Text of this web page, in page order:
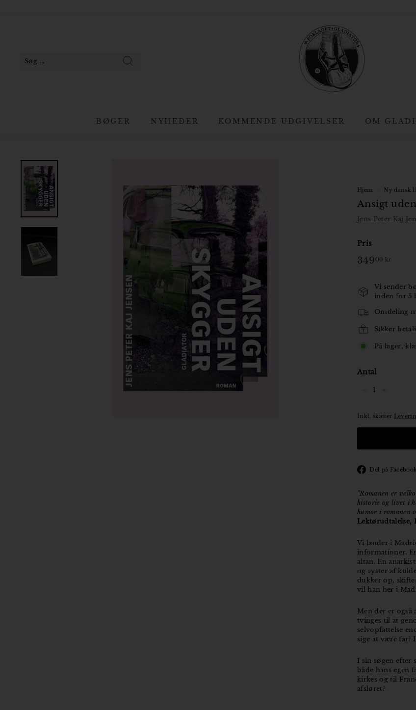
F
o
r
l
a
g
t
BØGER NYHEDER KOMMENDE UDGIVELSER OM
Hjem Ny dansk
Ansigt
Jens Peter Kaj
Pris
Normal
349 00 kr
Vi sender
inden for 5
Omdeling
Sikker
På lager,
Antal
Inkl. skatter
Del på Facebook
"Romanen er
historie og livet i
humor i romanen
Lektørudtalelse,
Vi lander i
informationer.
altan. En
og ryster af
dukker op,
vil han her i
Men der er også
tvinges til at
selvopfattelse
sige at være far?
I sin søgen
både hans egen
kirkes og til
afsløret?